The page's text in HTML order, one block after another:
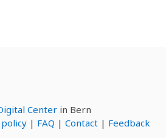
Center in Bern
| FAQ | Contact | Feedback